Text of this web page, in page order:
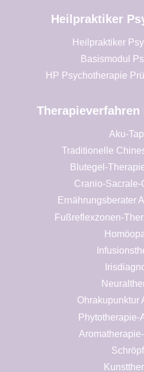
Heilpraktiker
Heilpraktiker
Basismodul
HP Psychotherapie
Aku-
Traditionelle
Blutegel-
Cranio-Sacrale-
Ernährungsberater
Fußreflexzonen-
Ohrakupunktur
Phytotherapie-